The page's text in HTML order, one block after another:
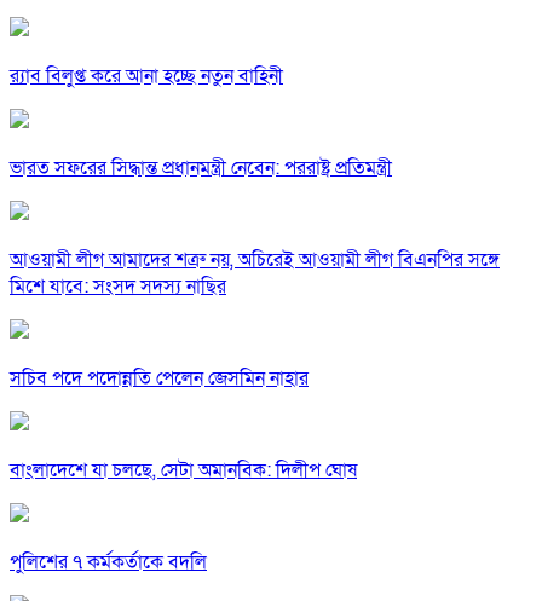
র‍্যাব বিলুপ্ত করে আনা হচ্ছে নতুন বাহিনী
ভারত সফরের সিদ্ধান্ত প্রধানমন্ত্রী নেবেন: পররাষ্ট্র প্রতিমন্ত্রী
আওয়ামী লীগ আমাদের শত্রু নয়, অচিরেই আওয়ামী লীগ বিএনপির সঙ্গে
মিশে যাবে: সংসদ সদস্য নাছির
সচিব পদে পদোন্নতি পেলেন জেসমিন নাহার
বাংলাদেশে যা চলছে, সেটা অমানবিক: দিলীপ ঘোষ
পুলিশের ৭ কর্মকর্তাকে বদলি